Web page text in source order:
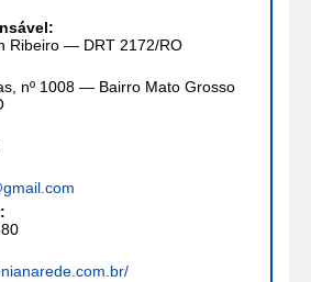
Ribeiro — DRT 2172/RO
nº 1008 — Bairro Mato Grosso